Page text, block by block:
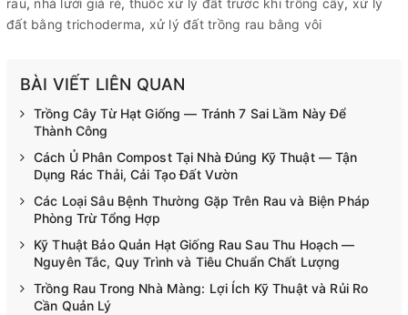
đất bằng trichoderma, xử lý đất trồng rau bằng vôi
BÀI VIẾT LIÊN QUAN
Trồng Cây Từ Hạt Giống — Tránh 7 Sai Lầm Này Để
Thành Công
Cách Ủ Phân Compost Tại Nhà Đúng Kỹ Thuật — Tận
Dụng Rác Thải, Cải Tạo Đất Vườn
Các Loại Sâu Bệnh Thường Gặp Trên Rau và Biện Pháp
Phòng Trừ Tổng Hợp
Kỹ Thuật Bảo Quản Hạt Giống Rau Sau Thu Hoạch —
Nguyên Tắc, Quy Trình và Tiêu Chuẩn Chất Lượng
Trồng Rau Trong Nhà Màng: Lợi Ích Kỹ Thuật và Rủi Ro
Cần Quản Lý